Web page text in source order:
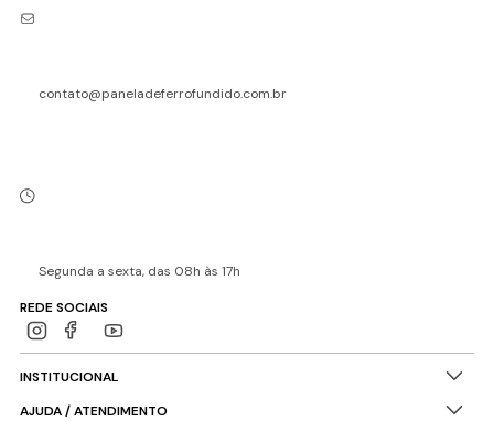
contato@paneladeferrofundido.com.br
Segunda a sexta, das 08h às 17h
REDE SOCIAIS
INSTITUCIONAL
AJUDA / ATENDIMENTO